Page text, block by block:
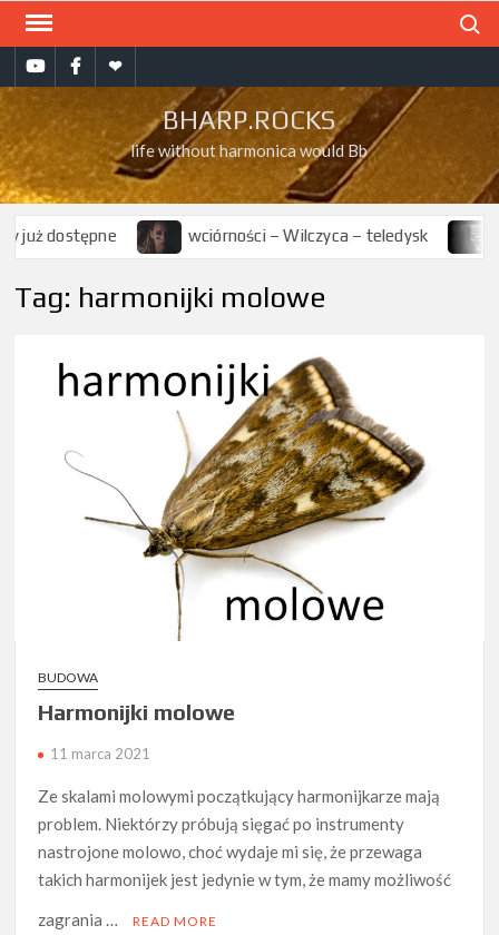
Skip
contentbharp.rocks
YT
bharp.rocks
na
Muzyka
soundcloud
BHARP.ROCKS
life without harmonica would Bb
dostępne wciórności – Wilczyca – teledysk
Tag: harmonijki molowe
BUDOWA
Harmonijki molowe
11 marca 2021
Ze skalami molowymi początkujący harmonijkarze mają
problem. Niektórzy próbują sięgać po instrumenty
nastrojone molowo, choć wydaje mi się, że przewaga
takich harmonijek jest jedynie w tym, że mamy możliwość
zagrania …
READ MORE